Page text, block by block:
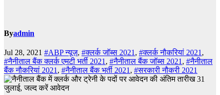
Byadmin
Jul 28, 2021 #ABP न्यूज़, #क्लर्क जॉब्स 2021, #क्लर्क नौकरियां 2021,
#नैनीताल बैंक क्लर्क एमटी भर्ती 2021, #नैनीताल बैंक जॉब्स 2021, #नैनीताल
बैंक नौकरियां 2021, #नैनीताल बैंक भर्ती 2021, #सरकारी नौकरी 2021